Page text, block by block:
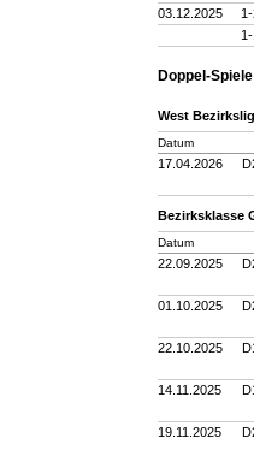
03.12.2025
1-
Doppel-Spiele
West
Datum
17.04.2026
Bezirksklasse
Datum
22.09.2025
01.10.2025
22.10.2025
14.11.2025
19.11.2025